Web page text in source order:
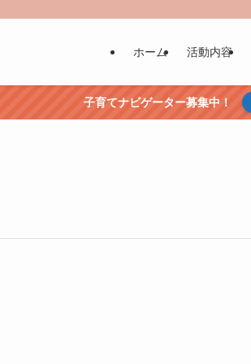
ホーム 活動内容
子育てナビゲーター募集中！